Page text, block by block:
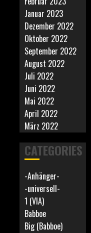
Januar 2023
Dezember 2022
Oktober 2022
September 2022
August 2022
Juli 2022
Juni 2022
Mai 2022
April 2022
März 2022
CATEGORIES
-Anhänger-
-universell-
1 (VIA)
Babboe
Big (Babboe)